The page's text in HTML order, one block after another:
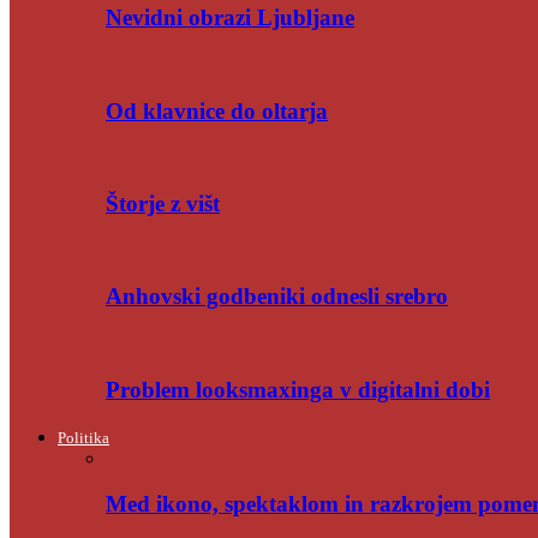
Nevidni obrazi Ljubljane
Od klavnice do oltarja
Štorje z višt
Anhovski godbeniki odnesli srebro
Problem looksmaxinga v digitalni dobi
Politika
Med ikono, spektaklom in razkrojem